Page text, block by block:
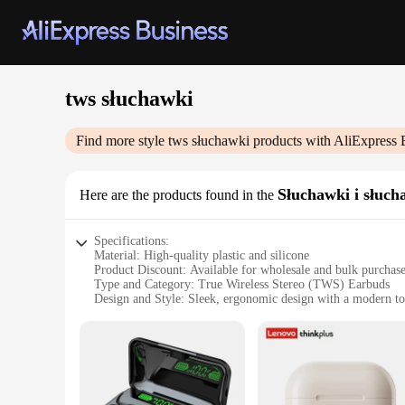
tws słuchawki
Find more style tws słuchawki products with AliExpress
Here are the products found in the Słuchawki i
Specifications:
Material: High-quality plastic and silicone
Product Discount: Available for wholesale and bulk
Type and Category: True Wireless Stereo (TWS) Earbuds
Design and Style: Sleek, ergonomic design with a modern
Performance and Property: Advanced Bluetooth 5.0
Parts and Accessories: Comes with a charging case and
Features:
**Unmatched Sound Quality**
Step into the world of immersive audio with our TWS